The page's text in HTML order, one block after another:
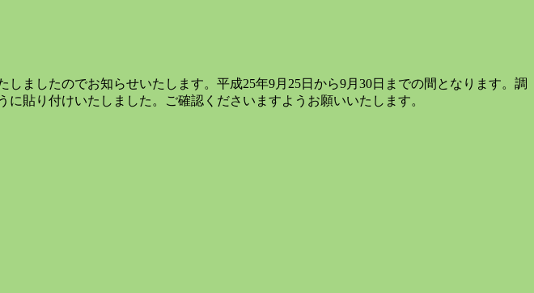
ましたのでお知らせいたします。平成25年9月25日から9月30日までの間となります。調
貼り付けいたしました。ご確認くださいますようお願いいたします。